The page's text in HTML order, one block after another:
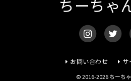
ちーちゃ
お問い合わせ サ
© 2016-2026 ちーち